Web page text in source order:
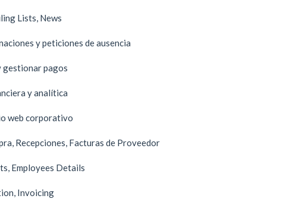
Lists, News
y peticiones de ausencia
gestionar pagos
y analítica
web corporativo
Recepciones, Facturas de Proveedor
Employees Details
Invoicing